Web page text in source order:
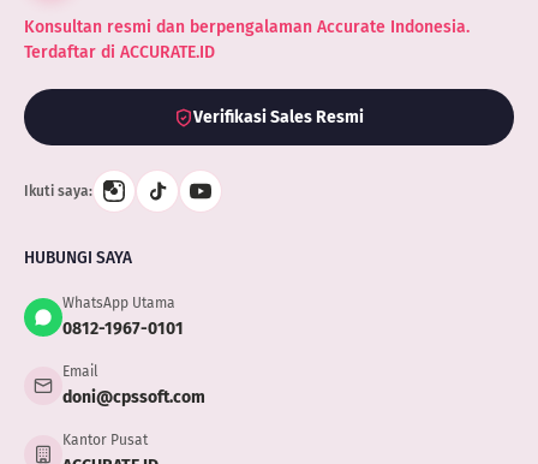
Konsultan resmi dan berpengalaman Accurate Indonesia.
Terdaftar di ACCURATE.ID
Verifikasi Sales Resmi
Ikuti saya:
HUBUNGI SAYA
WhatsApp Utama
0812-1967-0101
Email
doni@cpssoft.com
Kantor Pusat